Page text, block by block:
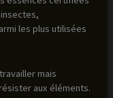
les plus utilisées
mais
aux éléments.